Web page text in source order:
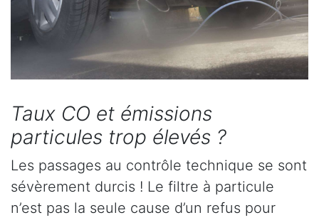
Taux CO et émissions
particules trop élevés ?
Les passages au contrôle technique se sont
sévèrement durcis ! Le filtre à particule
n’est pas la seule cause d’un refus pour